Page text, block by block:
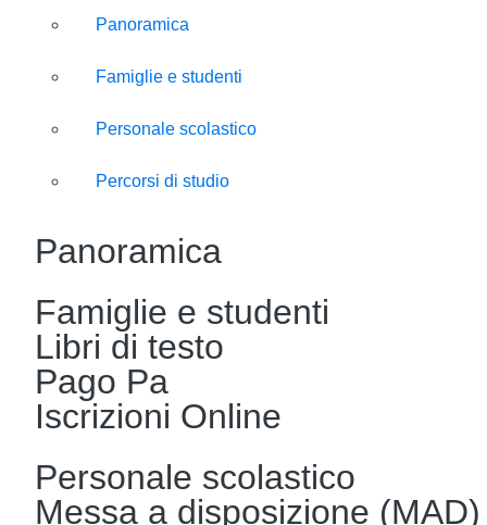
Panoramica
Famiglie e studenti
Personale scolastico
Percorsi di studio
Panoramica
Famiglie e studenti
Libri di testo
Pago Pa
Iscrizioni Online
Personale scolastico
Messa a disposizione (MAD)